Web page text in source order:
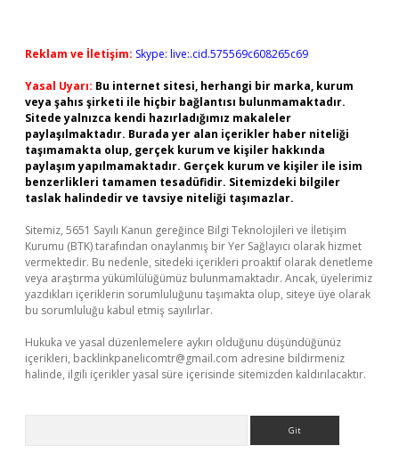
Reklam ve İletişim: Skype: live:.cid.575569c608265c69
Yasal Uyarı: Bu internet sitesi, herhangi bir marka, kurum
veya şahıs şirketi ile hiçbir bağlantısı bulunmamaktadır.
Sitede yalnızca kendi hazırladığımız makaleler
paylaşılmaktadır. Burada yer alan içerikler haber niteliği
taşımamakta olup, gerçek kurum ve kişiler hakkında
paylaşım yapılmamaktadır. Gerçek kurum ve kişiler ile isim
benzerlikleri tamamen tesadüfidir. Sitemizdeki bilgiler
taslak halindedir ve tavsiye niteliği taşımazlar.
Sitemiz, 5651 Sayılı Kanun gereğince Bilgi Teknolojileri ve İletişim
Kurumu (BTK) tarafından onaylanmış bir Yer Sağlayıcı olarak hizmet
vermektedir. Bu nedenle, sitedeki içerikleri proaktif olarak denetleme
veya araştırma yükümlülüğümüz bulunmamaktadır. Ancak, üyelerimiz
yazdıkları içeriklerin sorumluluğunu taşımakta olup, siteye üye olarak
bu sorumluluğu kabul etmiş sayılırlar.
Hukuka ve yasal düzenlemelere aykırı olduğunu düşündüğünüz
içerikleri, backlinkpanelicomtr@gmail.com adresine bildirmeniz
halinde, ilgili içerikler yasal süre içerisinde sitemizden kaldırılacaktır.